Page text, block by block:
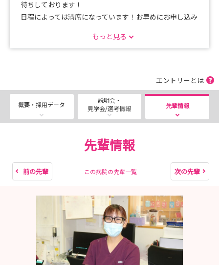
待ちしております！
日程によっては満席になっています！お早めにお申し込み
※公開している日程でご予定が合わない場合には個別相談
■採用試験（2027年3月卒業者対象）
実施場所：イムス横浜東戸塚総合リハビリテーション病院
必要書類：履歴書（写真貼付）・卒業見込証明書・成績証
書類送付先：〒244-0805 神奈川県横浜市戸塚区川上町
・8月15日（土）・8月18日（火）・8月21日（金）・8月
24日（月）
待ちしております！
■インターンシップ
開催場所：イムス横浜東戸塚総合リハビリテーション病院
開催日程：インターンシップ予約ページをご確認ください
（8月末までの日程公開中！）
もっと見る
エントリーとは
概要・採用データ
説明会・
見学会/選考情報
先輩情報
先輩情報
前の先輩 この病院の先輩一覧 次の先輩